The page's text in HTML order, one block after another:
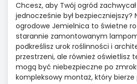
Chcesz, aby Twój ogród
jednocześnie był bezpieczniejszy?
ogrodowe Jemielnica to świetne
starannie zamontowanym
podkreślisz urok roślinności i
przestrzeni, ale również oświetlisz
mogą być niebezpieczne po
kompleksowy montaż, który bierze